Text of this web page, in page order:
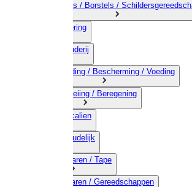
02) Bezems / Borstels /
03) Afrastering
04) Veehouderij
05) Bestrijding / Bescherming / Voeding
06) Besproeiing / Beregening
07) Chemicalien
08) Huishoudelijk
09) Touwwaren / Tape
10) IJzerwaren / Gereedschappen